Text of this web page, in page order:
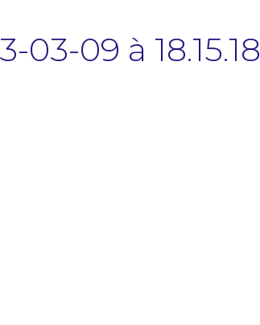
03-09 à 18.15.18